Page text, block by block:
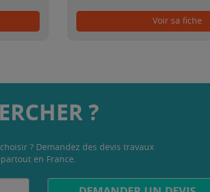
Voir sa fiche
?
? Demandez des devis travaux
en France.